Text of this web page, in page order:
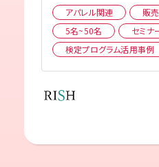
アパレル関連
販
5名~50名
セミナ
検定プログラム活用事例